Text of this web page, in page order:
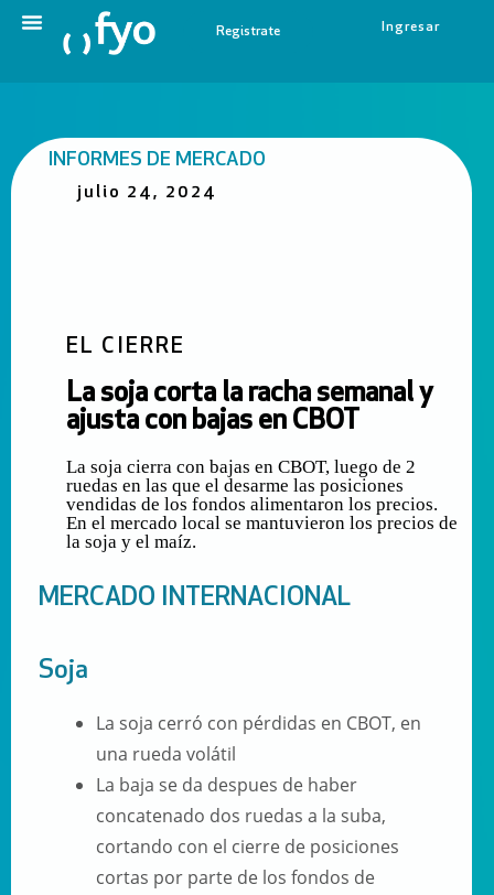
Registrate Ingresar
INFORMES DE MERCADO
julio 24, 2024
EL CIERRE
La soja corta la racha semanal y
ajusta con bajas en CBOT
La soja cierra con bajas en CBOT, luego de 2
ruedas en las que el desarme las posiciones
vendidas de los fondos alimentaron los precios.
En el mercado local se mantuvieron los precios de
la soja y el maíz.
MERCADO INTERNACIONAL
Soja
La soja cerró con pérdidas en CBOT, en
una rueda volátil
La baja se da despues de haber
concatenado dos ruedas a la suba,
cortando con el cierre de posiciones
cortas por parte de los fondos de